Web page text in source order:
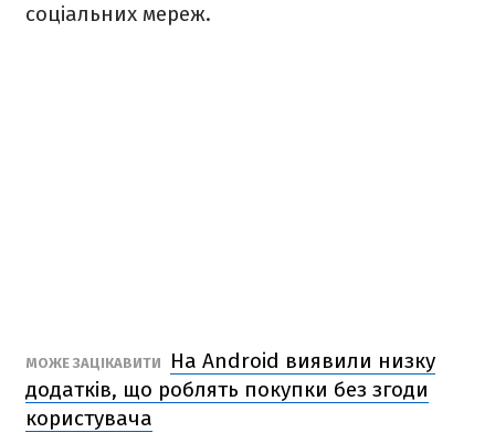
соціальних мереж.
МОЖЕ ЗАЦІКАВИТИ
На Android виявили низку
додатків, що роблять покупки без згоди
користувача